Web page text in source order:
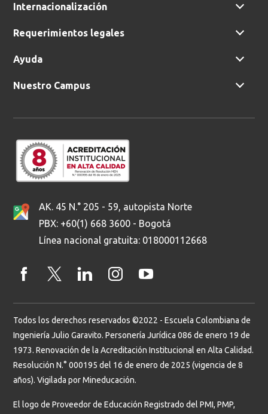
Internacionalización
Requerimientos legales
Ayuda
Nuestro Campus
AK. 45 N.° 205 - 59, autopista Norte
PBX: +60(1) 668 3600 - Bogotá
Línea nacional gratuita: 018000112668
Todos los derechos reservados ©2022 - Escuela Colombiana de
Ingeniería Julio Garavito. Personería Jurídica 086 de enero 19 de
1973. Renovación de la Acreditación Institucional en Alta Calidad.
Resolución N.° 000195 del 16 de enero de 2025 (vigencia de 8
años). Vigilada por Mineducación.
El logo de Proveedor de Educación Registrado del PMI, PMP,